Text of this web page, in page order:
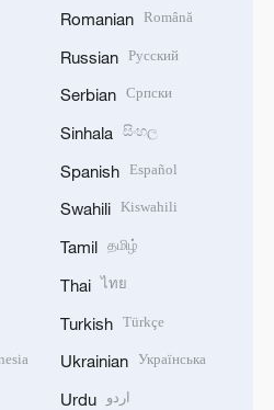
Romanian Română
Russian Русский
Serbian Српски
Sinhala සිංහල
Spanish Español
Swahili Kiswahili
Tamil தமிழ்
Thai ไทย
Turkish Türkçe
Ukrainian Українська
Urdu اردو